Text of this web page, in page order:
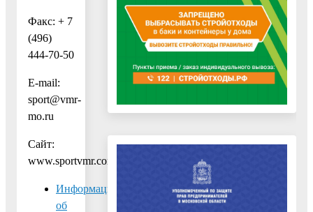
Факс: + 7
(496)
444-70-50
E-mail:
sport@vmr-
mo.ru
Сайт:
www.sportvmr.com
Информация
об